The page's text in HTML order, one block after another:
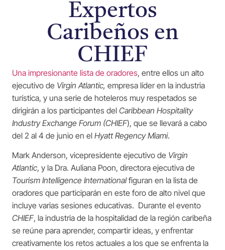
Expertos
Caribeños en
CHIEF
Una impresionante lista de oradores, entre ellos un alto
ejecutivo de Virgin Atlantic, empresa líder en la industria
turística, y una serie de hoteleros muy respetados se
dirigirán a los participantes del Caribbean Hospitality
Industry Exchange Forum (CHIEF), que se llevará a cabo
del 2 al 4 de junio en el Hyatt Regency Miami.
Mark Anderson, vicepresidente ejecutivo de Virgin
Atlantic, y la Dra. Auliana Poon, directora ejecutiva de
Tourism Intelligence Internationalfiguran en la lista de
oradores que participarán en este foro de alto nivel que
incluye varias sesiones educativas. Durante el evento
CHIEF, la industria de la hospitalidad de la región caribeña
se reúne para aprender, compartir ideas, y enfrentar
creativamente los retos actuales a los que se enfrenta la